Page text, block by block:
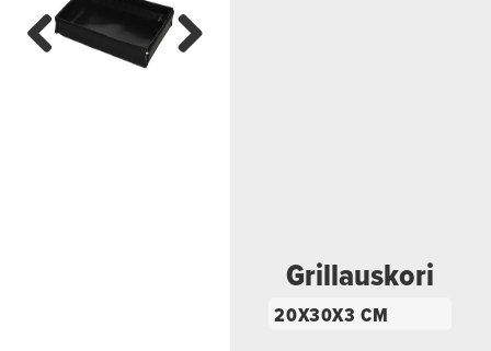
Grillauskori
20X30X3 CM